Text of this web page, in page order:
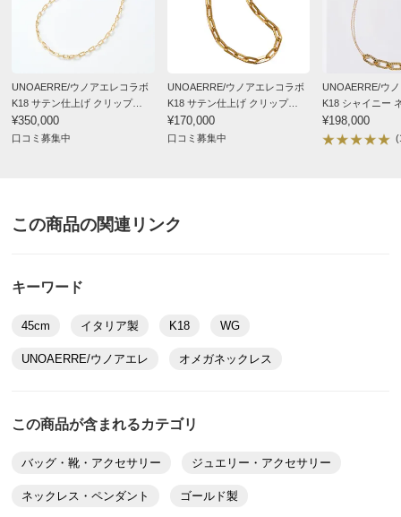
UNOAERRE/ウノアエレコラボ
K18 サテン仕上げ クリップ
チェーン ネックレス（45cm）
¥350,000
口コミ募集中
UNOAERRE/ウノアエレコラボ
K18 サテン仕上げ クリップ
チェーン ブレスレット
（19cm）
¥170,000
口コミ募集中
UNOAERRE/ウ
K18 シャイニー
¥198,000
この商品の関連リンク
キーワード
45cm イタリア製 K18 WG
UNOAERRE/ウノアエレ オメガネックレス
この商品が含まれるカテゴリ
バッグ・靴・アクセサリー ジュエリー・アクセサリー
ネックレス・ペンダント ゴールド製